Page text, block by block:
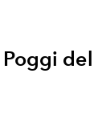
del